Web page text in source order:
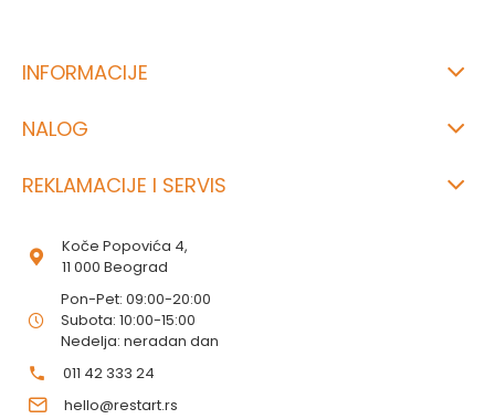
INFORMACIJE
NALOG
REKLAMACIJE I SERVIS
Koče Popovića 4,
11 000 Beograd
Pon-Pet: 09:00-20:00
Subota: 10:00-15:00
Nedelja: neradan dan
011 42 333 24
hello@restart.rs